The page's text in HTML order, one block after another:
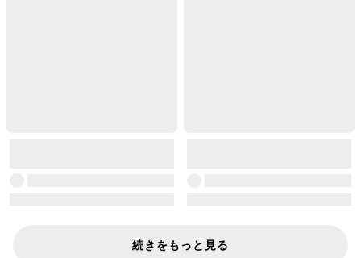
続きをもっと見る